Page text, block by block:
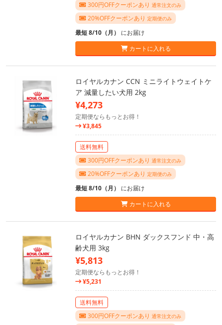
300円OFFクーポンあり 通常注文のみ
20%OFFクーポンあり 定期便のみ
最短 8/10（月） にお届け
カートに入れる
ロイヤルカナン CCN ミニライトウェイトケ
ア 減量したい犬用 2kg
¥4,273
定期便ならもっとお得！
¥3,845
送料無料
300円OFFクーポンあり 通常注文のみ
20%OFFクーポンあり 定期便のみ
最短 8/10（月） にお届け
カートに入れる
ロイヤルカナン BHN ダックスフンド 中・高
齢犬用 3kg
¥5,813
定期便ならもっとお得！
¥5,231
送料無料
300円OFFクーポンあり 通常注文のみ